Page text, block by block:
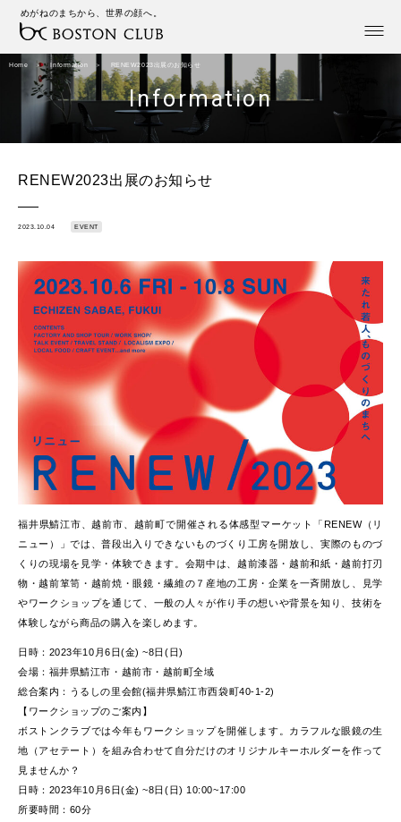
めがねのまちから、世界の顔へ。
Home Information RENEW2023出展のお知らせ
Information
RENEW2023出展のお知らせ
2023.10.04 EVENT
福井県鯖江市、越前市、越前町で開催される体感型マーケット「RENEW（リ
ニュー）」では、普段出入りできないものづくり工房を開放し、実際のものづ
くりの現場を見学・体験できます。会期中は、越前漆器・越前和紙・越前打刃
物・越前箪笥・越前焼・眼鏡・繊維の７産地の工房・企業を一斉開放し、見学
やワークショップを通じて、一般の人々が作り手の想いや背景を知り、技術を
体験しながら商品の購入を楽しめます。
日時：2023年10月6日(金) ~8日(日)
会場：福井県鯖江市・越前市・越前町全域
総合案内：うるしの里会館(福井県鯖江市西袋町40-1-2)
【ワークショップのご案内】
ボストンクラブでは今年もワークショップを開催します。カラフルな眼鏡の生
地（アセテート）を組み合わせて自分だけのオリジナルキーホルダーを作って
見ませんか？
日時：2023年10月6日(金) ~8日(日) 10:00~17:00
所要時間：60分